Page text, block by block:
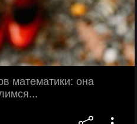
математики: она